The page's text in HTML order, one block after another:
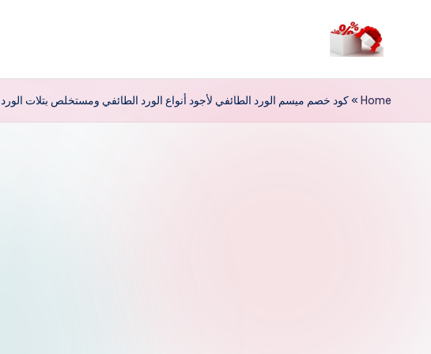
م
ر
Home
»كود خصم ميسم الورد الطائفي لأجود أنواع الورد الطائفي ومستخلص بتلات الورد